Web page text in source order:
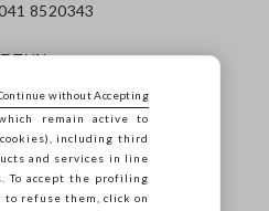
8520343
ΤΗΝ
remain active to
including third
and services in line
To accept the profiling
to refuse them, click on
without Accepting